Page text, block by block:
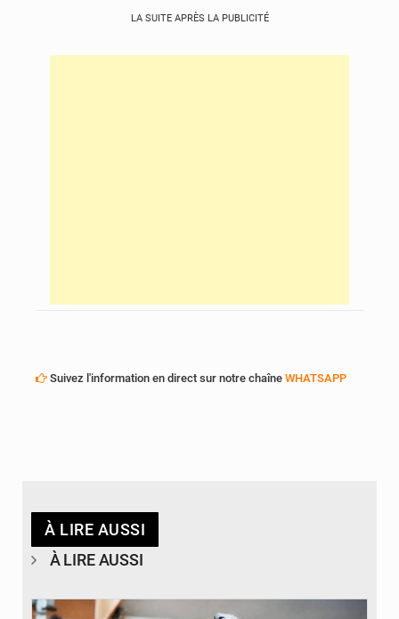
LA SUITE APRÈS LA PUBLICITÉ
Suivez l'information en direct sur notre chaîne WHATSAPP
À LIRE AUSSI
À LIRE AUSSI